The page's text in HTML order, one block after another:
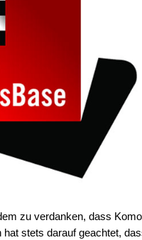
zu verdanken, dass
stets darauf geachtet,